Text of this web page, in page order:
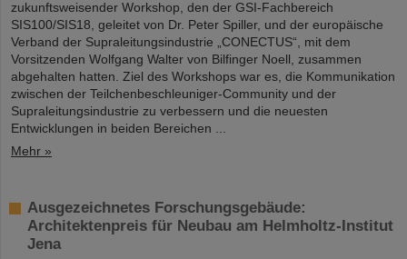
zukunftsweisender Workshop, den der GSI-Fachbereich
SIS100/SIS18, geleitet von Dr. Peter Spiller, und der europäische
Verband der Supraleitungsindustrie „CONECTUS“, mit dem
Vorsitzenden Wolfgang Walter von Bilfinger Noell, zusammen
abgehalten hatten. Ziel des Workshops war es, die Kommunikation
zwischen der Teilchenbeschleuniger-Community und der
Supraleitungsindustrie zu verbessern und die neuesten
Entwicklungen in beiden Bereichen ...
Mehr »
Ausgezeichnetes Forschungsgebäude:
Architektenpreis für Neubau am Helmholtz-Institut
Jena